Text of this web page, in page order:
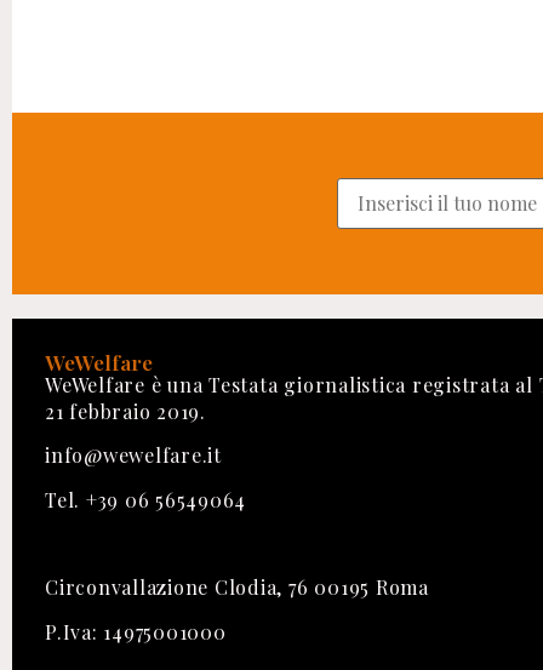
WeWelfare
WeWelfare è una Testata giornalistica registrata al
21 febbraio 2019.
info@wewelfare.it
Tel. +39 06 56549064
Circonvallazione Clodia, 76 00195 Roma
P.Iva: 14975001000